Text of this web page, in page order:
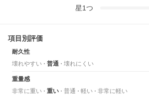
星1つ
項目別評価
耐久性
壊れやすい
普通 壊れにくい
重量感
非常に重い
重い 普通 軽い 非常に軽い